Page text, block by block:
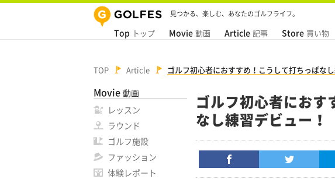
見つかる、楽しむ、あなたのゴルフライフ。
Top トップ Movie 動画 Article 記事 Store 買い物
TOP Article ゴルフ初心者におすすめ！こうして打ちっぱな
Movie 動画
レッスン
ラウンド
ゴルフ施設
ファッション
体験レポート
ゴルフ初心者におす
なし練習デビュー！